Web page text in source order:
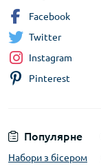
Популярне
Набори з бісером
Facebook
Twitter
Instagram
Pinterest